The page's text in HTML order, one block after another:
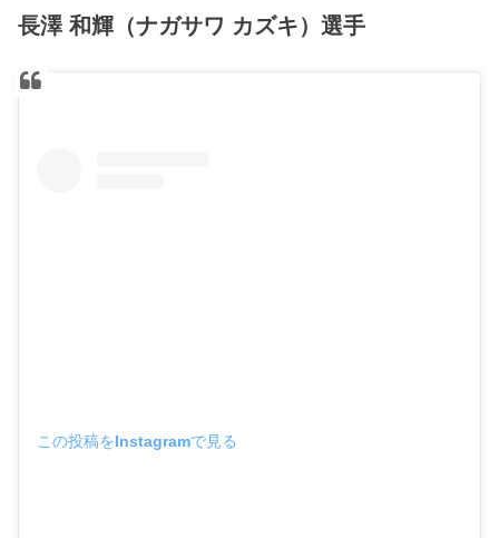
長澤 和輝（ナガサワ カズキ）選手
この投稿をInstagramで見る